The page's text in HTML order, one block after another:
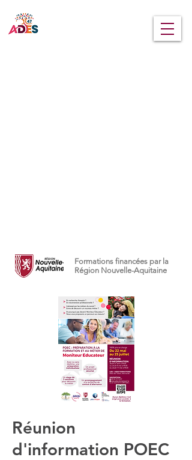
Formations financées par la
Région Nouvelle-Aquitaine
Réunion
d'information POEC